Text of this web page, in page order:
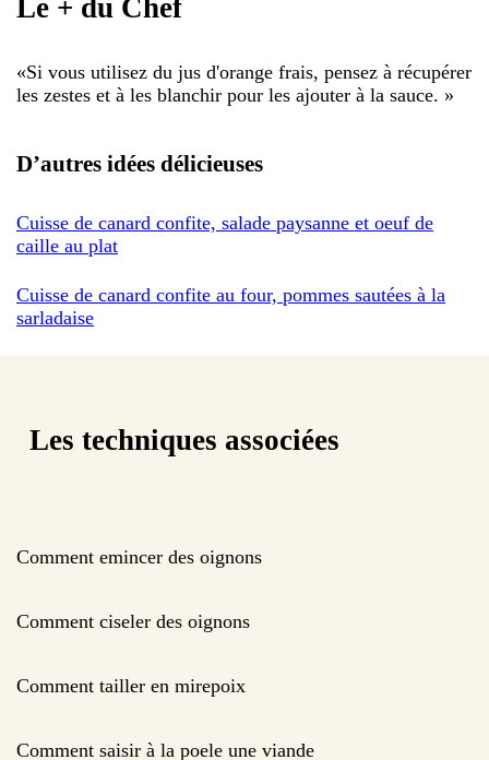
Le + du Chef
«Si vous utilisez du jus d'orange frais, pensez à récupérer
les zestes et à les blanchir pour les ajouter à la sauce. »
D’autres idées délicieuses
Cuisse de canard confite, salade paysanne et oeuf de
caille au plat
Cuisse de canard confite au four, pommes sautées à la
sarladaise
Les techniques associées
Comment emincer des oignons
Comment ciseler des oignons
Comment tailler en mirepoix
Comment saisir à la poele une viande